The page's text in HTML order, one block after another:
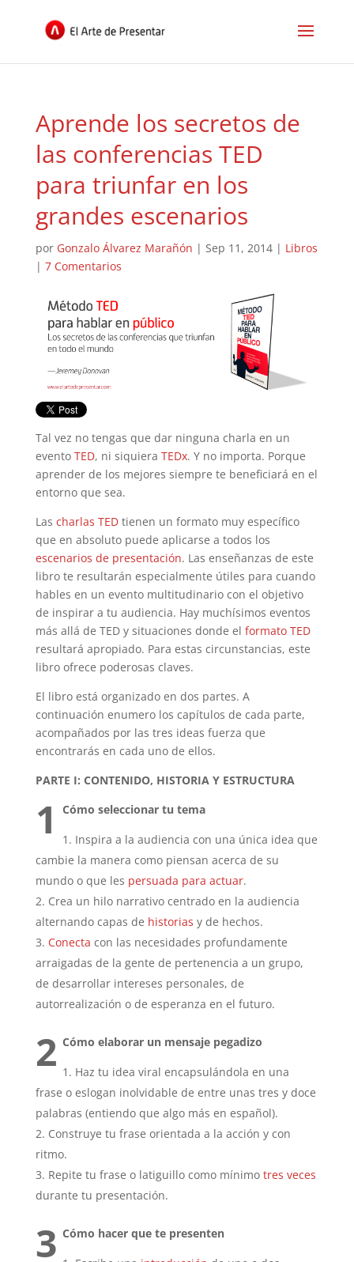
Aprende los secretos de
las conferencias TED
para triunfar en los
grandes escenarios
por Gonzalo Álvarez Marañón | Sep 11, 2014| Libros
| 7 Comentarios
Tal vez no tengas que dar ninguna charla en un
evento TED, ni siquiera TEDx. Y no importa. Porque
aprender de los mejores siempre te beneficiará en el
entorno que sea.
Las charlas TEDtienen un formato muy específico
que en absoluto puede aplicarse a todos los
escenarios de presentación. Las enseñanzas de este
libro te resultarán especialmente útiles para cuando
hables en un evento multitudinario con el objetivo
de inspirar a tu audiencia. Hay muchísimos eventos
más allá de TED y situaciones donde el formato TED
resultará apropiado. Para estas circunstancias, este
libro ofrece poderosas claves.
El libro está organizado en dos partes. A
continuación enumero los capítulos de cada parte,
acompañados por las tres ideas fuerza que
encontrarás en cada uno de ellos.
PARTE I: CONTENIDO, HISTORIA Y ESTRUCTURA
1
Cómo seleccionar tu tema
Inspira a la audiencia con una única idea que
cambie la manera como piensan acerca de su
mundo o que les persuada para actuar.
Crea un hilo narrativo centrado en la audiencia
alternando capas de historias y de hechos.
Conecta con las necesidades profundamente
arraigadas de la gente de pertenencia a un grupo,
de desarrollar intereses personales, de
autorrealización o de esperanza en el futuro.
2 Cómo elaborar un mensaje pegadizo
Haz tu idea viral encapsulándola en una
frase o eslogan inolvidable de entre unas tres y doce
palabras (entiendo que algo más en español).
Construye tu frase orientada a la acción y con
ritmo.
Repite tu frase o latiguillo como mínimo tres veces
durante tu presentación.
3 Cómo hacer que te presenten